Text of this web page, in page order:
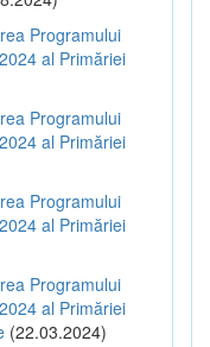
Programului
al Primăriei
Programului
al Primăriei
Programului
al Primăriei
Programului
al Primăriei
(22.03.2024)